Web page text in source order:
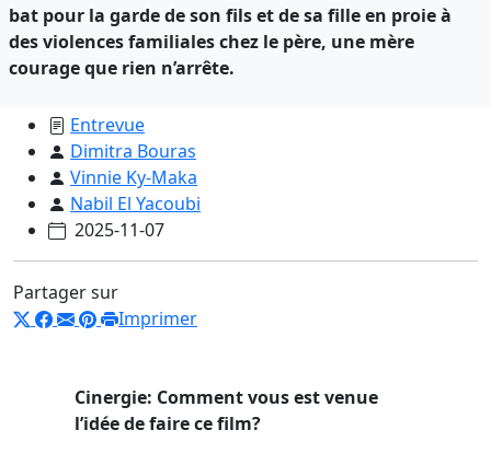
bat pour la garde de son fils et de sa fille en proie à
des violences familiales chez le père, une mère
courage que rien n’arrête.
Entrevue
Dimitra Bouras
Vinnie Ky-Maka
Nabil El Yacoubi
2025-11-07
Partager sur
Imprimer
Cinergie: Comment vous est venue
l’idée de faire ce film?